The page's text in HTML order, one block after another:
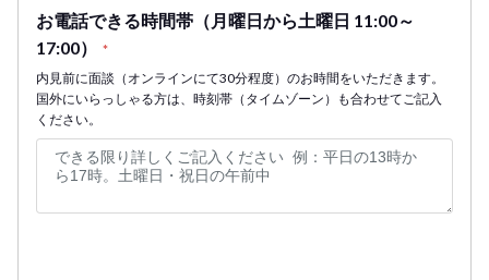
お電話できる時間帯（月曜日から土曜日 11:00～
17:00）
*
内見前に面談（オンラインにて30分程度）のお時間をいただきます。
国外にいらっしゃる方は、時刻帯（タイムゾーン）も合わせてご記入
ください。